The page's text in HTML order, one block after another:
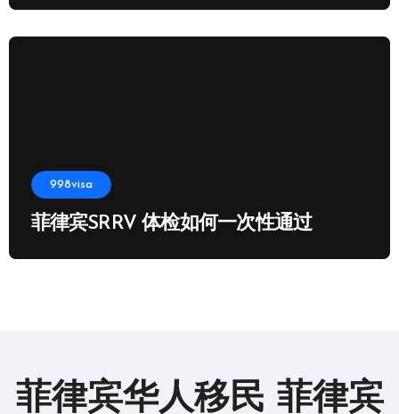
998visa
菲律宾SRRV 体检如何一次性通过
菲律宾华人移民 菲律宾